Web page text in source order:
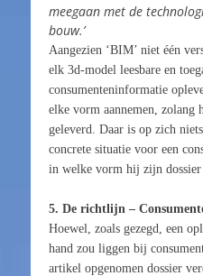
meegaan met de
bouw.’
Aangezien ‘BIM’ niet één
elk 3d-model leesbare en
consumenteninformatie
elke vorm aannemen, zolang
geleverd. Daar is op zich
concrete situatie voor een
in welke vorm hij zijn
5. De richtlijn –
Hoewel, zoals gezegd, een
hand zou liggen bij
artikel opgenomen dossier